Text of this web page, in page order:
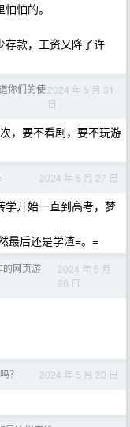
怕的。
存款，工资又降了许
你们的使2024 年 5 月 31
日
，要不看剧，要不玩游
2024 年 5 月 27 日
学开始一直到高考，梦
最后还是学渣=。=
的网页游
2024 年 5 月
26 日
？ 2024 年 5 月 20 日